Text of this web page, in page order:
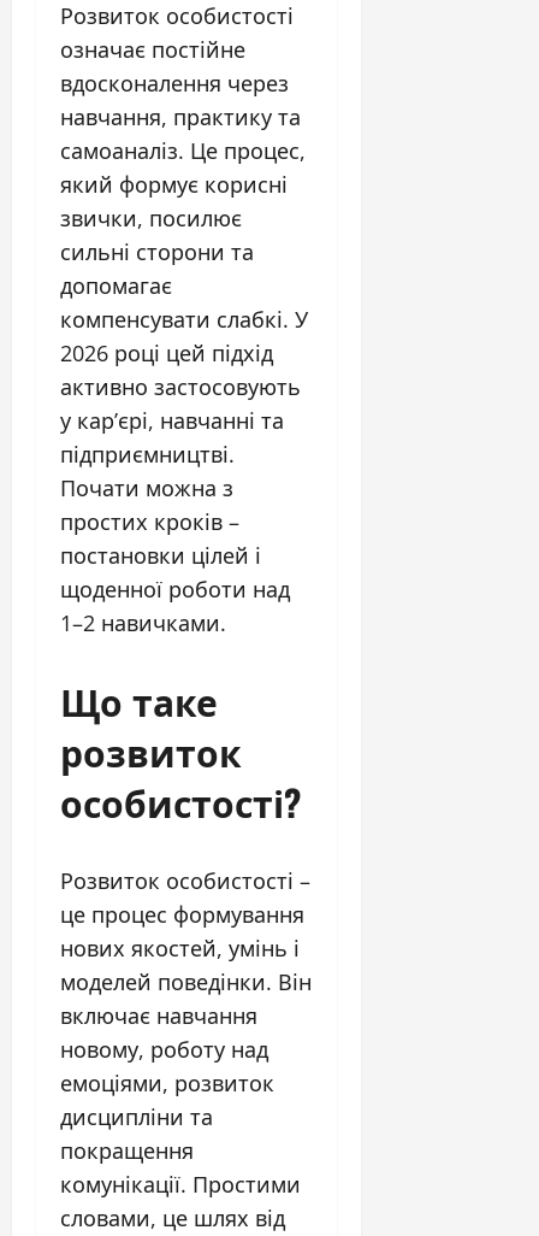
Розвиток особистості
означає постійне
вдосконалення через
навчання, практику та
самоаналіз. Це процес,
який формує корисні
звички, посилює
сильні сторони та
допомагає
компенсувати слабкі. У
2026 році цей підхід
активно застосовують
у кар’єрі, навчанні та
підприємництві.
Почати можна з
простих кроків –
постановки цілей і
щоденної роботи над
1–2 навичками.
Що таке
розвиток
особистості?
Розвиток особистості –
це процес формування
нових якостей, умінь і
моделей поведінки. Він
включає навчання
новому, роботу над
емоціями, розвиток
дисципліни та
покращення
комунікації. Простими
словами, це шлях від